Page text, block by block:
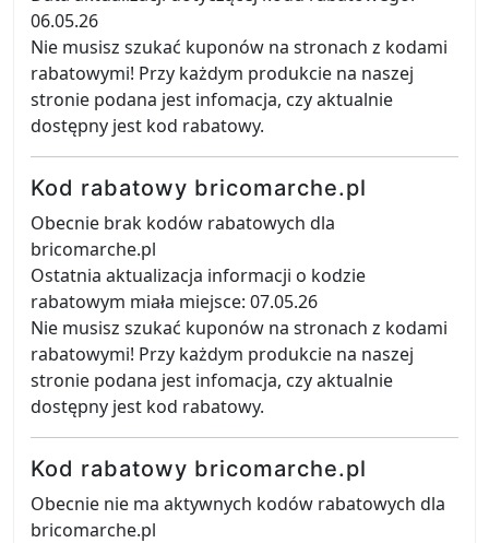
06.05.26
Nie musisz szukać kuponów na stronach z kodami
rabatowymi! Przy każdym produkcie na naszej
stronie podana jest infomacja, czy aktualnie
dostępny jest kod rabatowy.
Kod rabatowy bricomarche.pl
Obecnie brak kodów rabatowych dla
bricomarche.pl
Ostatnia aktualizacja informacji o kodzie
rabatowym miała miejsce: 07.05.26
Nie musisz szukać kuponów na stronach z kodami
rabatowymi! Przy każdym produkcie na naszej
stronie podana jest infomacja, czy aktualnie
dostępny jest kod rabatowy.
Kod rabatowy bricomarche.pl
Obecnie nie ma aktywnych kodów rabatowych dla
bricomarche.pl